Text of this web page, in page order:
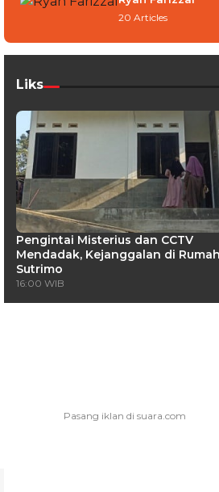
20 Articles
Liks
Pengintai Misterius dan CCTV
Mendadak, Kejanggalan di Rumah
Sutrimo
16:00 WIB